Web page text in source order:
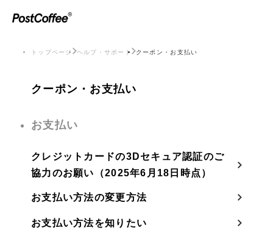
トップページ ヘルプ・サポート クーポン・お支払い
クーポン・お支払い
お支払い
クレジットカードの3Dセキュア認証のご
協力のお願い（2025年6月18日時点）
お支払い方法の変更方法
お支払い方法を知りたい